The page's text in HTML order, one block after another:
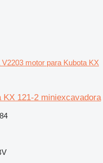
V2203 motor para Kubota KX
KX 121-2 miniexcavadora